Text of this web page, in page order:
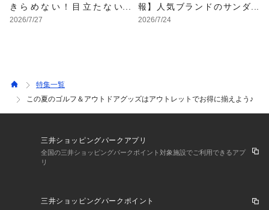
きらめない！目立たない
色・形・素材の服をアウト
2026/7/27
報】人気ブランドのサンダ
ルが最大70%OFF！おすす
2026/7/24
特集一覧
この夏のゴルフ＆アウトドアグッズはアウトレットでお得に揃えよう♪
三井ショッピングパークアプリ
全国の三井ショッピングパークポイント対象施設でご利用できるアプ
リ
三井ショッピングパークポイント